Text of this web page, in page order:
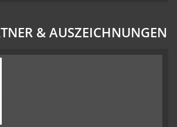
& AUSZEICHNUNGEN